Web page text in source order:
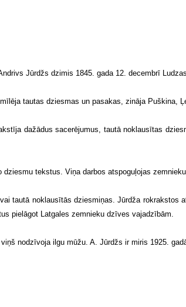
Jūrdžs dzimis 1845. gada 12. decembrī
tautas dziesmas un pasakas, zināja Puškina,
dažādus sacerējumus, tautā noklausītas
tekstus. Viņa darbos atspoguļojas
tautā noklausītās dziesmiņas. Jūrdža
pielāgot Latgales zemnieku dzīves vajadzībām.
nodzīvoja ilgu mūžu. A. Jūrdžs ir miris 1925.